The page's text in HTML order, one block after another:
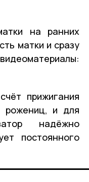
на ранних
матки и сразу
прижигания
рожениц, и для
надёжно
постоянного